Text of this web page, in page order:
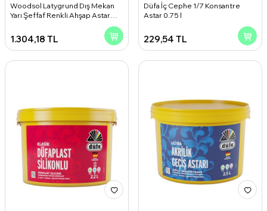
Woodsol Latygrund Dış Mekan
Yarı Şeffaf Renkli Ahşap Astar
1.304,18 TL
Düfa İç Cephe 1/7 Konsantre
Astar 0.75 l
229,54 TL